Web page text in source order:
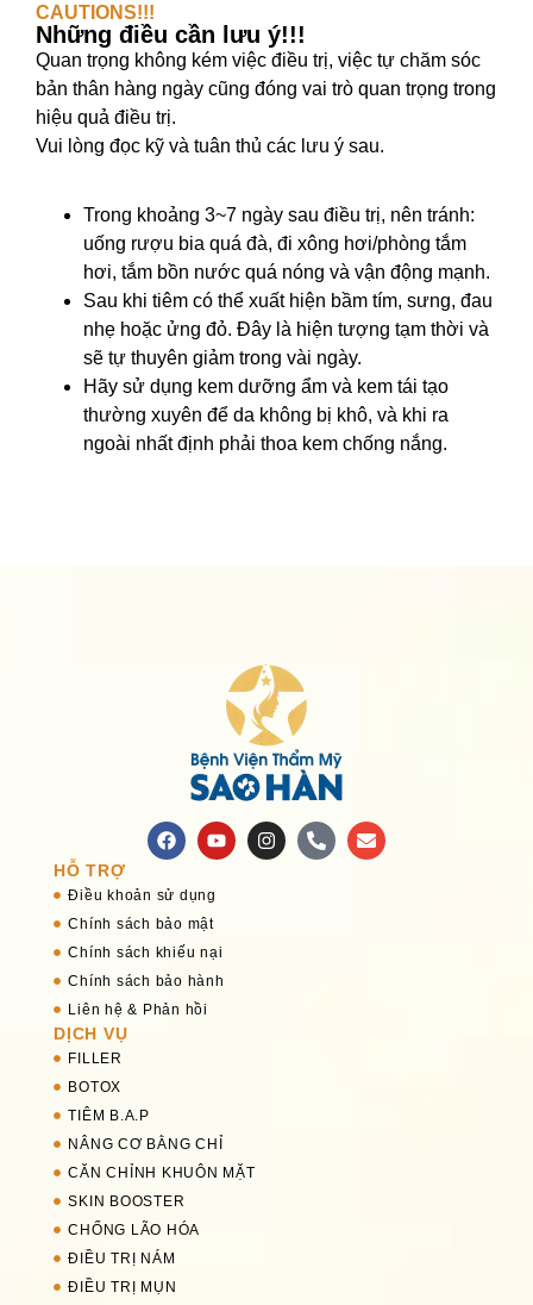
CAUTIONS!!!
Những điều cần lưu ý!!!
Quan trọng không kém việc điều trị, việc tự chăm sóc
bản thân hàng ngày cũng đóng vai trò quan trọng trong
hiệu quả điều trị.
Vui lòng đọc kỹ và tuân thủ các lưu ý sau.
Trong khoảng 3~7 ngày sau điều trị, nên tránh:
uống rượu bia quá đà, đi xông hơi/phòng tắm
hơi, tắm bồn nước quá nóng và vận động mạnh.
Sau khi tiêm có thể xuất hiện bầm tím, sưng, đau
nhẹ hoặc ửng đỏ. Đây là hiện tượng tạm thời và
sẽ tự thuyên giảm trong vài ngày.
Hãy sử dụng kem dưỡng ẩm và kem tái tạo
thường xuyên để da không bị khô, và khi ra
ngoài nhất định phải thoa kem chống nắng.
HỖ TRỢ
Điều khoản sử dụng
Chính sách bảo mật
Chính sách khiếu nại
Chính sách bảo hành
Liên hệ & Phản hồi
DỊCH VỤ
FILLER
BOTOX
TIÊM B.A.P
NÂNG CƠ BẰNG CHỈ
CĂN CHỈNH KHUÔN MẶT
SKIN BOOSTER
CHỐNG LÃO HÓA
ĐIỀU TRỊ NÁM
ĐIỀU TRỊ MỤN